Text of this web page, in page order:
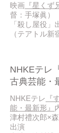
映画 『星く
督：手塚眞）
「殺し屋役」
（テアトル新
NHKEテレ
古典芸能・
NHKEテレ
『
能・最新形』
津村禮次郎×
出演